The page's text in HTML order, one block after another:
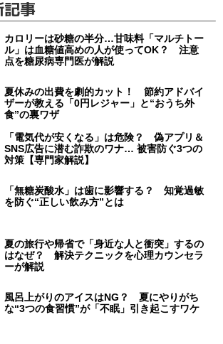
記事
カロリーは砂糖の半分…甘味料「マルチトー
ル」は血糖値高めの人が使ってOK？ 注意
点を糖尿病専門医が解説
夏休みの出費を劇的カット！ 節約アドバイ
ザーが教える「0円レジャー」と“おうち外
食”の裏ワザ
「電気代が安くなる」は危険？ 偽アプリ＆
SNS広告に潜む詐欺のワナ… 被害防ぐ3つの
対策【専門家解説】
「無糖炭酸水」は歯に影響する？ 知覚過敏
を防ぐ“正しい飲み方”とは
夏の旅行や帰省で「身近な人と衝突」するの
はなぜ？ 解決テクニックを心理カウンセラ
ーが解説
風呂上がりのアイスはNG？ 夏にやりがち
な“3つの食習慣”が「不眠」引き起こすワケ